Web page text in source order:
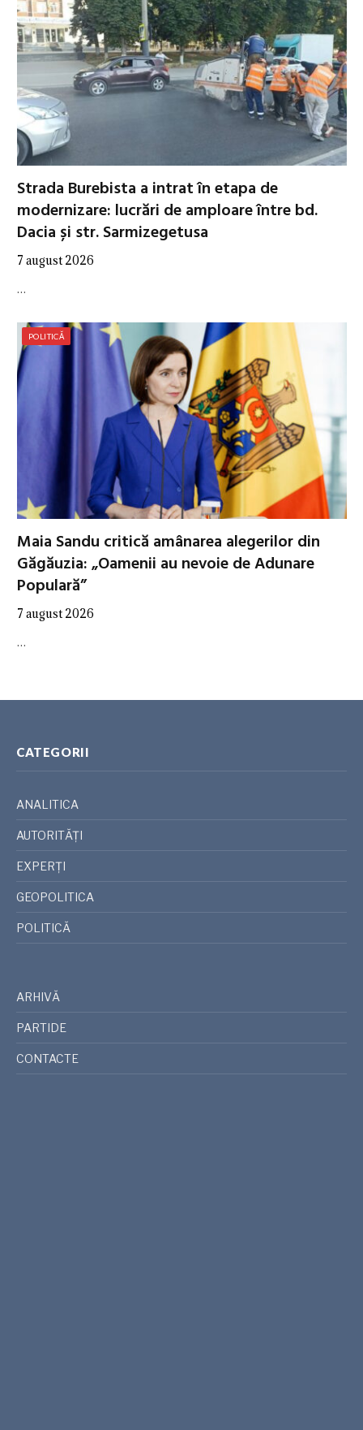
Strada Burebista a intrat în etapa de
modernizare: lucrări de amploare între bd.
Dacia și str. Sarmizegetusa
7 august 2026
…
POLITICĂ
Maia Sandu critică amânarea alegerilor din
Găgăuzia: „Oamenii au nevoie de Adunare
Populară”
7 august 2026
…
CATEGORII
ANALITICA
AUTORITĂȚI
EXPERȚI
GEOPOLITICA
POLITICĂ
ARHIVĂ
PARTIDE
CONTACTE